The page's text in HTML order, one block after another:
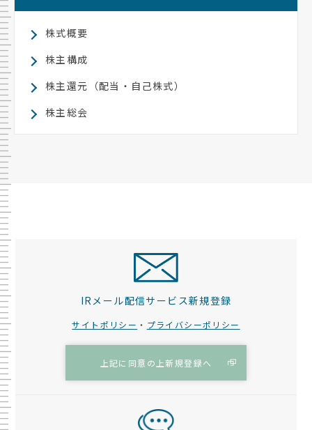
株式概要
株主構成
株主還元（配当・自己株式）
株主総会
IRメール配信サービス新規登録
サイトポリシー ・ プライバシーポリシー
上記に同意の上新規登録へ